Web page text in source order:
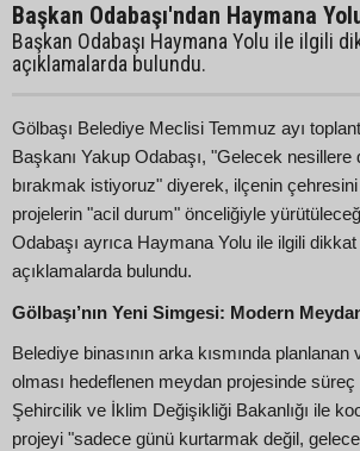
Başkan Odabaşı'ndan Haymana
Başkan Odabaşı Haymana Yolu ile ilgili
açıklamalarda bulundu.
Gölbaşı Belediye Meclisi Temmuz ayı
Başkanı Yakup Odabaşı, "Gelecek
bırakmak istiyoruz" diyerek, ilçenin
projelerin "acil durum" önceliğiyle
Odabaşı ayrıca Haymana Yolu ile ilgili
açıklamalarda bulundu.
Gölbaşı’nın Yeni Simgesi: Modern
Belediye binasının arka kısmında
olması hedeflenen meydan projesinde süreç
Şehircilik ve İklim Değişikliği Bakanlığı ile
projeyi "sadece günü kurtarmak değil,